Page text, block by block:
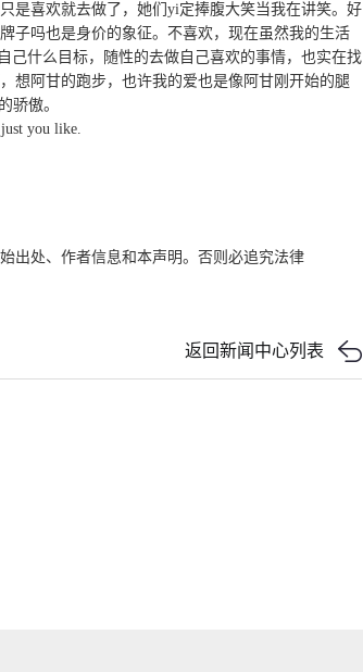
是喜欢就去做了，她们yi定捧腹大笑当我在讲笑。好
子吗也是身价的象征。不喜欢，现在虽然我的生活
己什么目标，随性的去做自己喜欢的事情，也实在找
想阿甘的跑步，也许我的爱也是像阿甘刚开始的腿
骄傲。
you like.
出处、作者信息和本声明。否则必追究法律
返回新闻中心列表